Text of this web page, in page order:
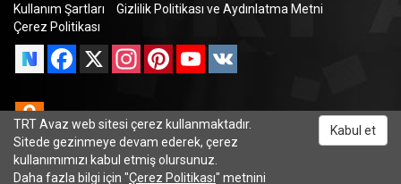
Kullanım Şartları
Gizlilik Politikası ve Aydınlatma Metni
Çerez Politikası
Facebook
X InstagramPinterestYouTube
Odnoklassniki
TRT Avaz web sitesi çerez kullanmaktadır.
Sitede gezinmeye devam ederek, çerez
kullanımımızı kabul etmiş olursunuz.
Daha fazla bilgi için "Çerez Politikası" metnini
Kabul et